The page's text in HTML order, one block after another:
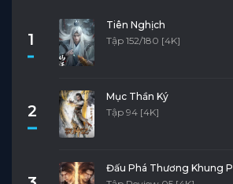
1
Tiên Nghịch
Tập 152/180 [4K]
2
Mục Thần Ký
Tập 94 [4K]
Đấu Phá Thương Khung